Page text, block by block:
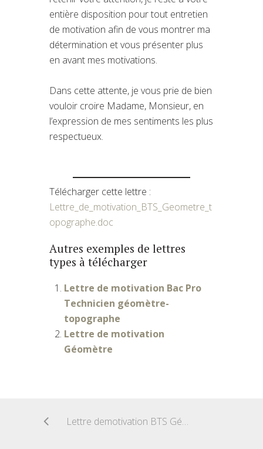
entière disposition pour tout entretien
de motivation afin de vous montrer ma
détermination et vous présenter plus
en avant mes motivations.
Dans cette attente, je vous prie de bien
vouloir croire Madame, Monsieur, en
l’expression de mes sentiments les plus
respectueux.
Télécharger cette lettre :
Lettre_de_motivation_BTS_Geometre_t
opographe.doc
Autres exemples de lettres
types à télécharger
Lettre de motivation Bac Pro
Technicien géomètre-
topographe
Lettre de motivation
Géomètre
Lettre demotivation BTS Géologie appliquée